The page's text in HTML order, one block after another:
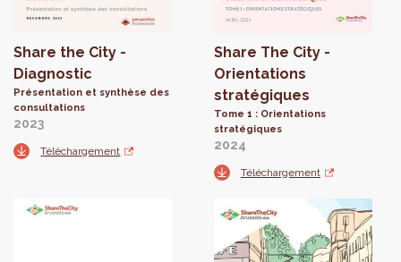
Share the City -
Diagnostic
Présentation et synthèse des
consultations
2023
Téléchargement
Share The City -
Orientations
stratégiques
Tome 1 : Orientations
stratégiques
2024
Téléchargement